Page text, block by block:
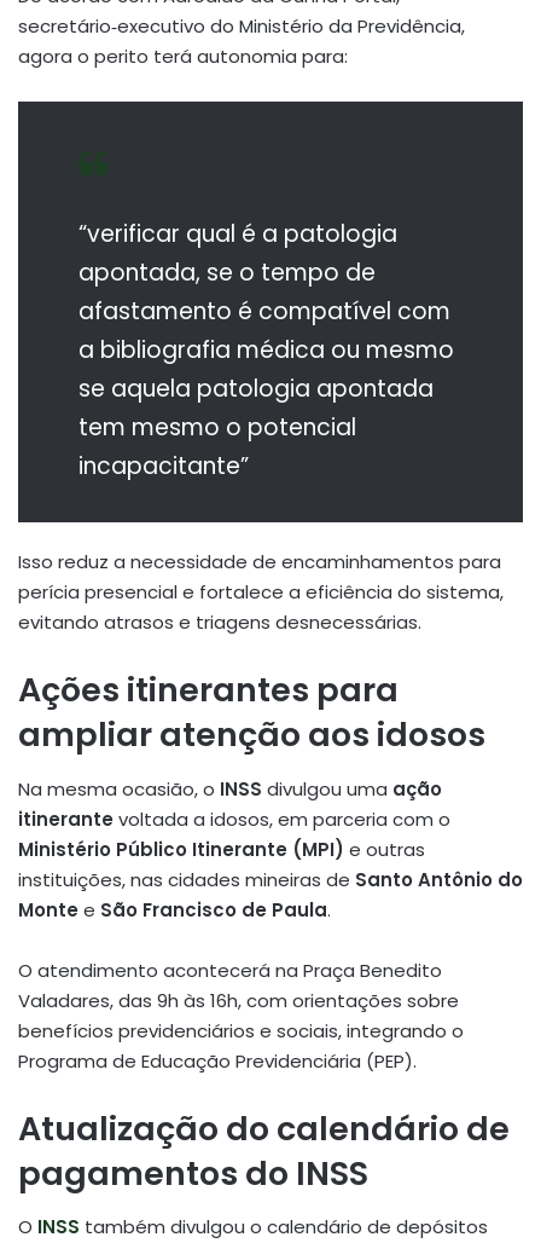
secretário‑executivo do Ministério da Previdência,
agora o perito terá autonomia para:
“verificar qual é a patologia
apontada, se o tempo de
afastamento é compatível com
a bibliografia médica ou mesmo
se aquela patologia apontada
tem mesmo o potencial
incapacitante”
Isso reduz a necessidade de encaminhamentos para
perícia presencial e fortalece a eficiência do sistema,
evitando atrasos e triagens desnecessárias.
Ações itinerantes para
ampliar atenção aos idosos
Na mesma ocasião, o INSS divulgou uma ação
itinerante voltada a idosos, em parceria com o
Ministério Público Itinerante (MPI) e outras
instituições, nas cidades mineiras de Santo Antônio do
Monte e São Francisco de Paula.
O atendimento acontecerá na Praça Benedito
Valadares, das 9h às 16h, com orientações sobre
benefícios previdenciários e sociais, integrando o
Programa de Educação Previdenciária (PEP).
Atualização do calendário de
pagamentos do INSS
O INSS também divulgou o calendário de depósitos